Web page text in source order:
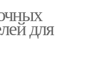
для